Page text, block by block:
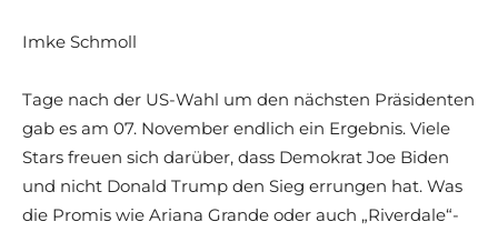
Imke Schmoll
Tage nach der US-Wahl um den nächsten Präsidenten
gab es am 07. November endlich ein Ergebnis. Viele
Stars freuen sich darüber, dass Demokrat Joe Biden
und nicht Donald Trump den Sieg errungen hat. Was
die Promis wie Ariana Grande oder auch „Riverdale“-